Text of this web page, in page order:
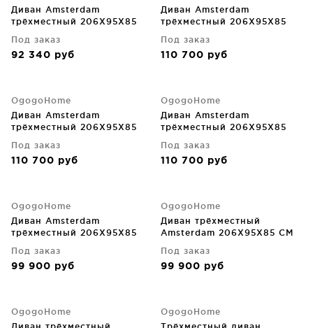
Диван Amsterdam
трёхместный 206X95X85
Под заказ
92 340 руб
Диван Amsterdam
трёхместный 206X95X85
Под заказ
110 700 руб
OgogoHome
Диван Amsterdam
трёхместный 206X95X85
Под заказ
110 700 руб
OgogoHome
Диван Amsterdam
трёхместный 206X95X85
Под заказ
110 700 руб
OgogoHome
Диван Amsterdam
трёхместный 206X95X85
Под заказ
99 900 руб
OgogoHome
Диван трёхместный
Amsterdam 206X95X85 CM
Под заказ
99 900 руб
OgogoHome
OgogoHome